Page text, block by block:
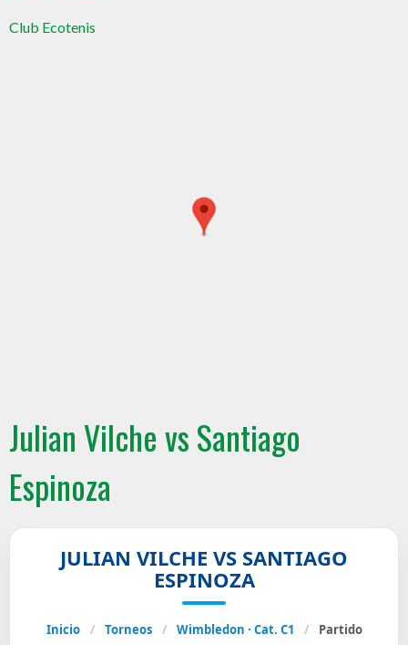
Club Ecotenis
Julian Vilche vs Santiago
Espinoza
JULIAN VILCHE VS SANTIAGO
ESPINOZA
Inicio / Torneos / Wimbledon · Cat. C1 / Partido